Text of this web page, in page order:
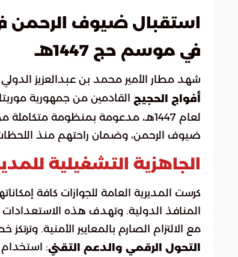
استقبال ضيوف الرحمن
في موسم حج 1447هـ
شهد مطار الأمير محمد بن عبدالعزيز
أفواج الحجيج القادمين من جمهورية
لعام 1447هـ، مدعومة بمنظومة
ضيوف الرحمن، وضمان راحتهم منذ
الجاهزية التشغيلية
كرست المديرية العامة للجوازات كافة
المنافذ الدولية. وتهدف هذه
مع الالتزام الصارم بالمعايير الأمنية.
التحول الرقمي والدعم التقني: